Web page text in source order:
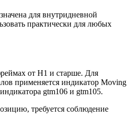
для внутридневной
практически для любых
от Н1 и старше. Для
применяется индикатор Moving
gtm106 и gtm105.
требуется соблюдение